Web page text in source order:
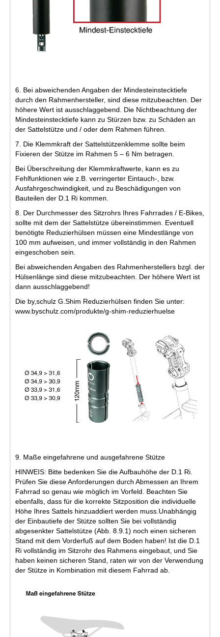
6. Bei abweichenden Angaben der Mindesteinstecktiefe
durch den Rahmenhersteller, sind diese mitzubeachten. Der
höhere Wert ist ausschlaggebend. Die Nichtbeachtung der
Mindesteinstecktiefe kann zu Stürzen bzw. zu Schäden an
der Sattelstütze und / oder dem Rahmen führen.
7. Die Klemmkraft der Sattelstützenklemme sollte beim
Fixieren der Stütze im Rahmen 5 – 6 Nm betragen.
Bei Überschreitung der Klemmkraftwerte, kann es zu
Fehlfunktionen wie z.B. verringerter Eintauch-, bzw.
Ausfahrgeschwindigkeit, und zu Beschädigungen von
Bauteilen der D.1 Ri kommen.
8. Der Durchmesser des Sitzrohrs Ihres Fahrrades / E-Bikes,
sollte mit dem der Sattelstütze übereinstimmen. Eventuell
benötigte Reduzierhülsen müssen eine Mindestlänge von
100 mm aufweisen, und immer vollständig in den Rahmen
eingeschoben sein.
Bei abweichenden Angaben des Rahmenherstellers bzgl. der
Hülsenlänge sind diese mitzubeachten. Der höhere Wert ist
dann ausschlaggebend!
Die by,schulz G.Shim Reduzierhülsen finden Sie unter:
www.byschulz.com/produkte/g-shim-reduzierhuelse
9. Maße eingefahrene und ausgefahrene Stütze
HINWEIS: Bitte bedenken Sie die Aufbauhöhe der D.1 Ri.
Prüfen Sie diese Anforderungen durch Abmessen an Ihrem
Fahrrad so genau wie möglich im Vorfeld. Beachten Sie
ebenfalls, dass für die korrekte Sitzposition die individuelle
Höhe Ihres Sattels hinzuaddiert werden muss.Unabhängig
der Einbautiefe der Stütze sollten Sie bei vollständig
abgesenkter Sattelstütze (Abb. 8.9.1) noch einen sicheren
Stand mit dem Vorderfuß auf dem Boden haben! Ist die D.1
Ri vollständig im Sitzrohr des Rahmens eingebaut, und Sie
haben keinen sicheren Stand, raten wir von der Verwendung
der Stütze in Kombination mit diesem Fahrrad ab.